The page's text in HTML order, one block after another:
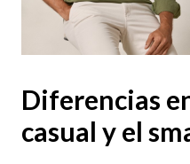
Diferencias
casual y el